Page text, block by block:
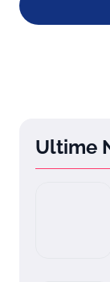
Ultime